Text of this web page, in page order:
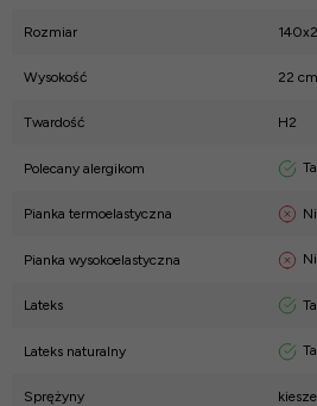
Rozmiar
Wysokość 22 cm
Twardość H2
Polecany alergikom
Pianka termoelastyczna
Pianka wysokoelastyczna
Lateks
Lateks naturalny
Sprężyny